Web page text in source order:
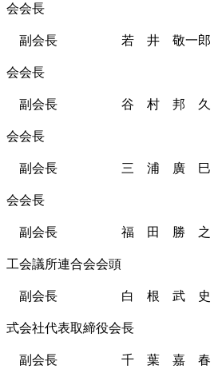
会会長
副会長 若 井 敬一郎 青森
会会長
副会長 谷 村 邦 久 岩手
会会長
副会長 三 浦 廣 巳 秋田
会会長
副会長 福 田 勝 之 一般
工会議所連合会会頭
副会長 白 根 武 史 トヨ
式会社代表取締役会長
副会長 千 葉 嘉 春 東北